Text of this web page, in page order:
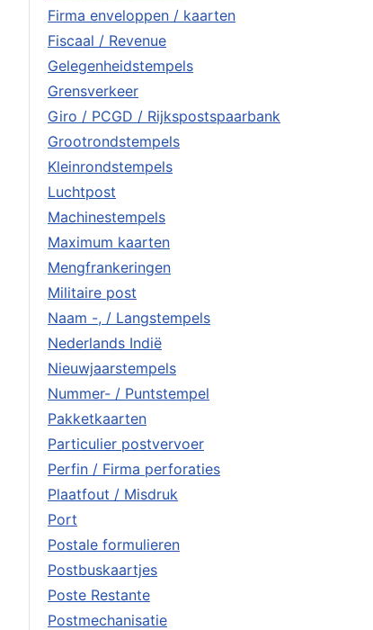
Firma enveloppen / kaarten
Fiscaal / Revenue
Gelegenheidstempels
Grensverkeer
Giro / PCGD / Rijkspostspaarbank
Grootrondstempels
Kleinrondstempels
Luchtpost
Machinestempels
Maximum kaarten
Mengfrankeringen
Militaire post
Naam -, / Langstempels
Nederlands Indië
Nieuwjaarstempels
Nummer- / Puntstempel
Pakketkaarten
Particulier postvervoer
Perfin / Firma perforaties
Plaatfout / Misdruk
Port
Postale formulieren
Postbuskaartjes
Poste Restante
Postmechanisatie